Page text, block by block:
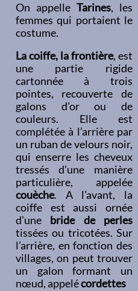
On appelle Tarines, les
femmes qui portaient le
costume.
La coiffe, la frontière, est
une partie rigide
cartonnée à trois
pointes, recouverte de
galons d’or ou de
couleurs. Elle est
complétée à l’arrière par
un ruban de velours noir,
qui enserre les cheveux
tressés d’une manière
particulière, appelée
couèche. A l’avant, la
coiffe est aussi ornée
d’une bride de perles
tissées ou tricotées. Sur
l’arrière, en fonction des
villages, on peut trouver
un galon formant un
nœud, appelécordettes